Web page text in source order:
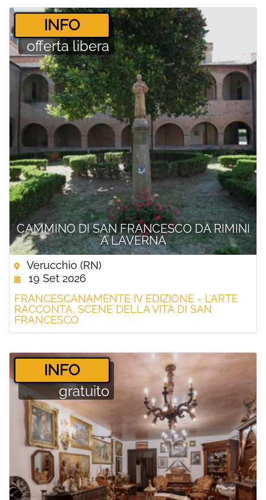
CAMMINO DI SAN FRANCESCO DA RIMINI
A LAVERNA
­INFO
offerta libera
Verucchio (RN)
19 Set 2026
FRANCESCANAMENTE IV EDIZIONE - L’ARTE
RACCONTA, SCENE DELLA VITA DI SAN
FRANCESCO
­INFO
gratuito